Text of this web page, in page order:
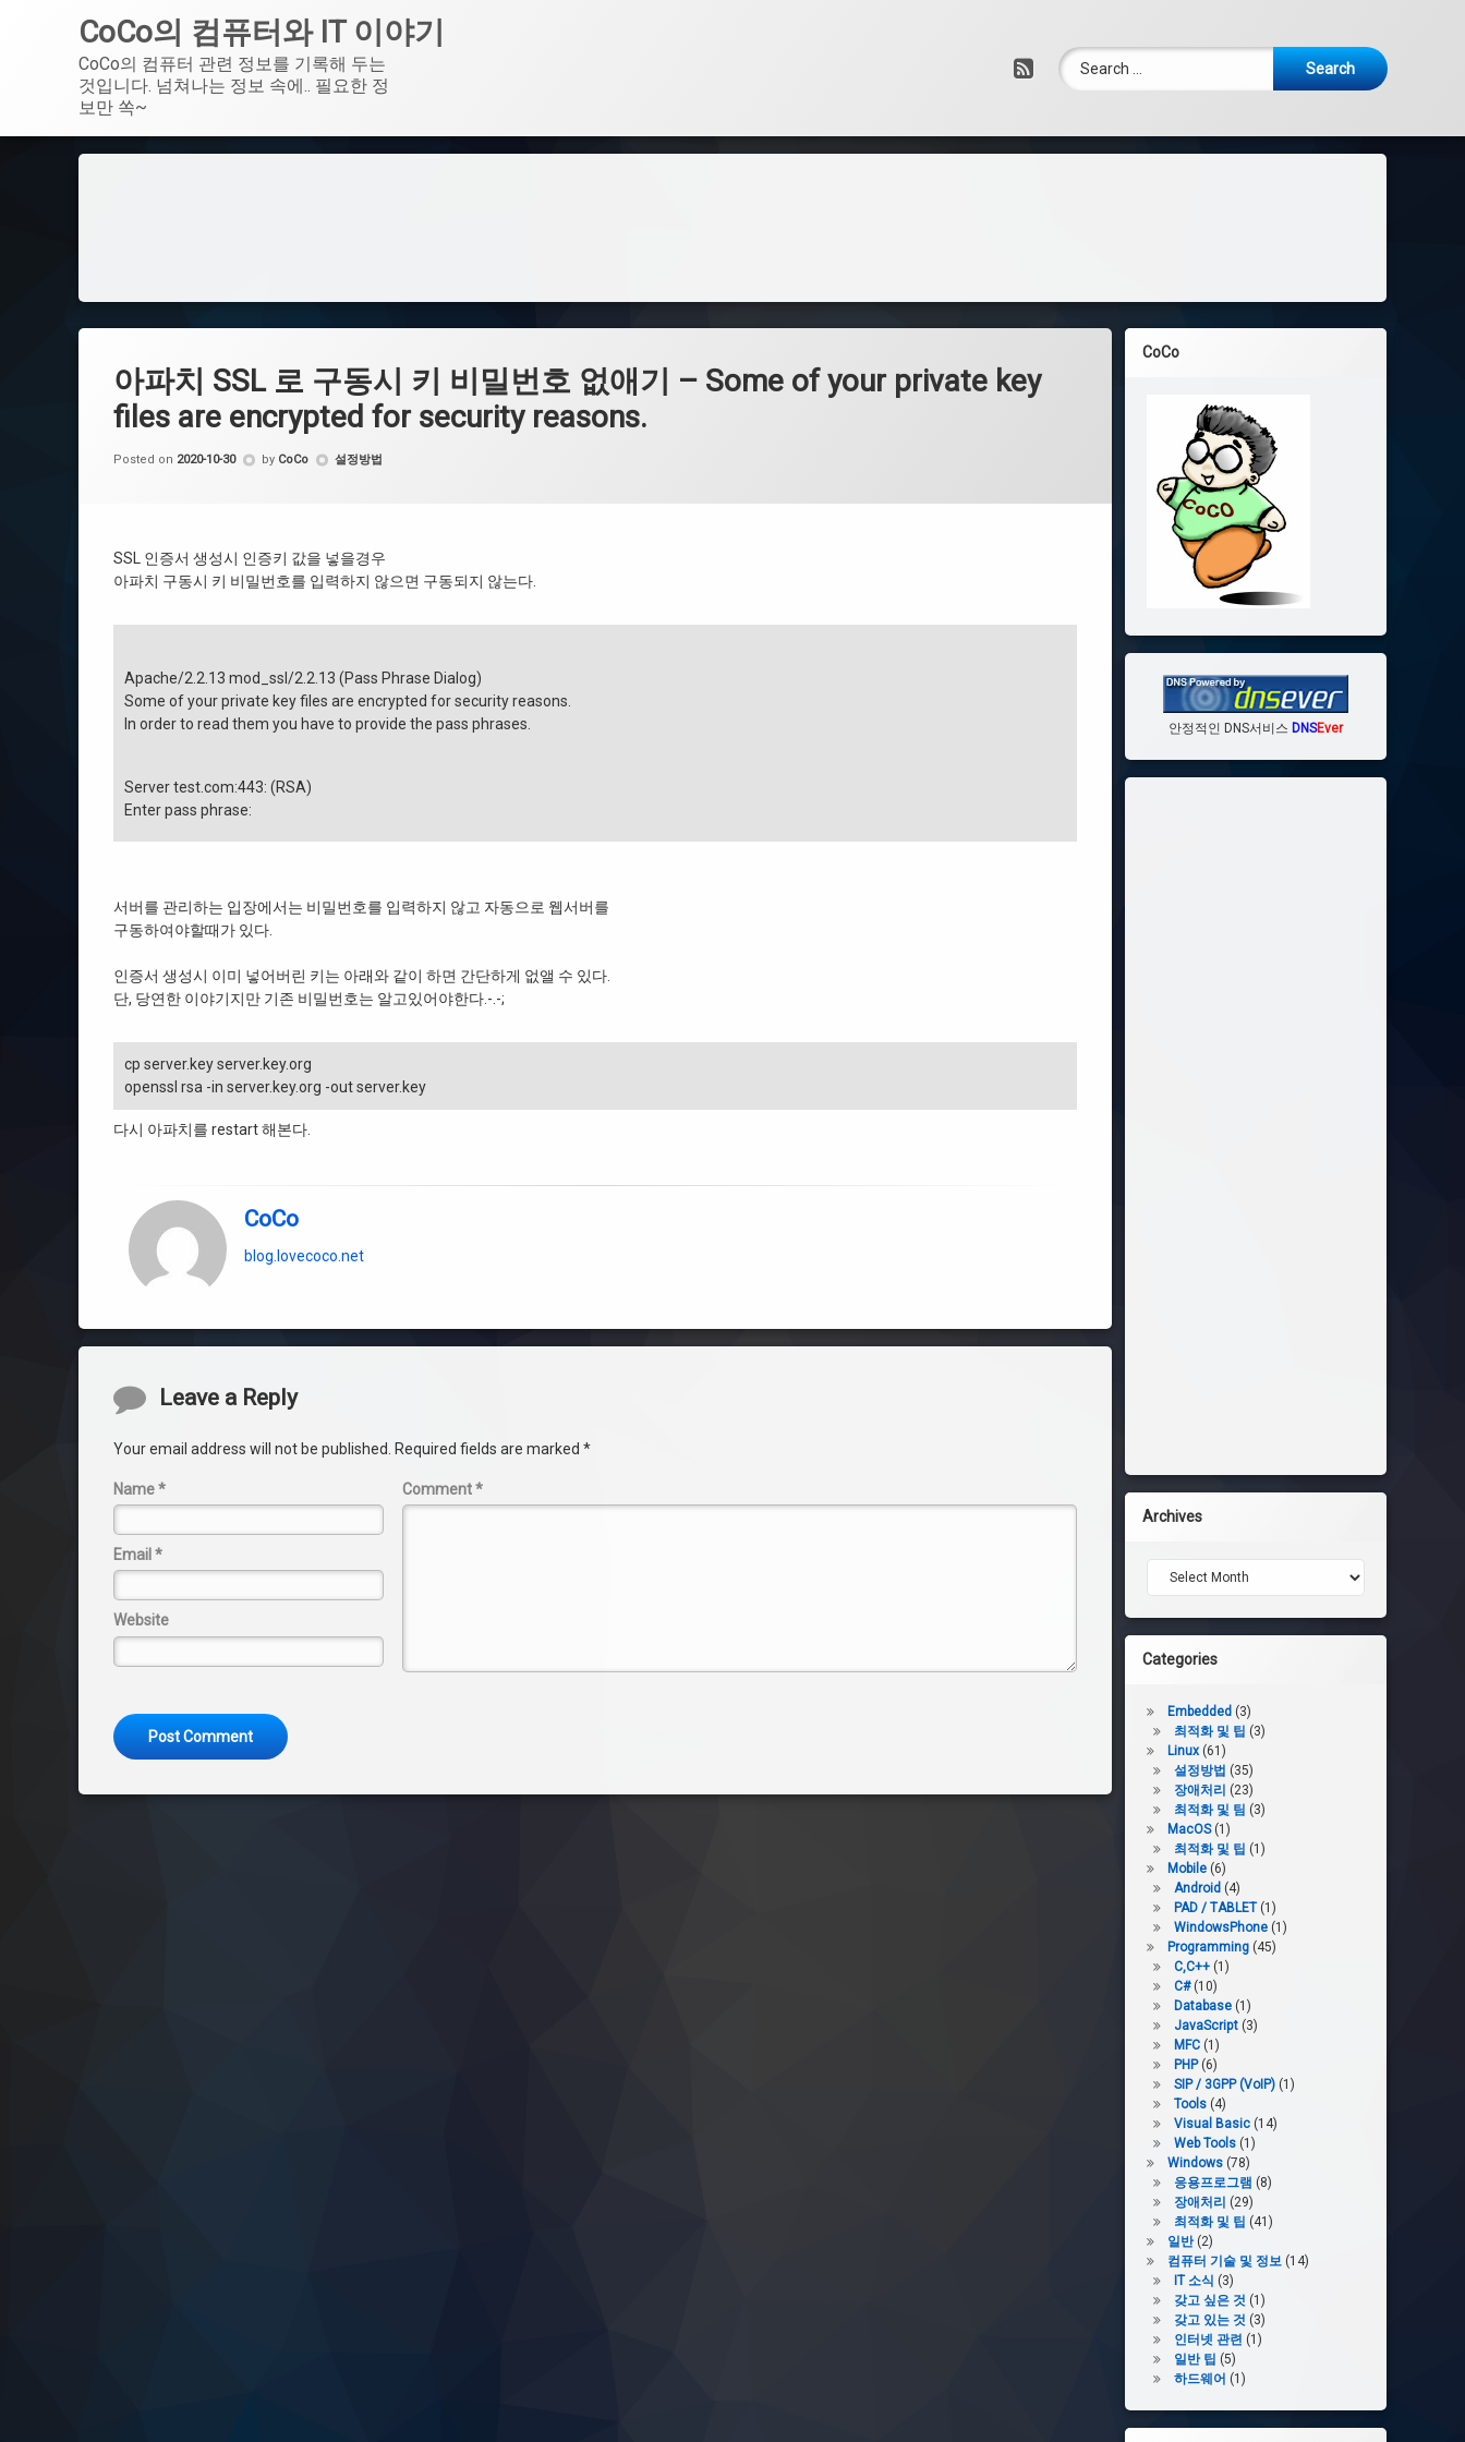
CoCo의 컴퓨터와 IT 이야기
CoCo의 컴퓨터 관련 정보를 기록해 두는
것입니다. 넘쳐나는 정보 속에.. 필요한 정
보만 쏙~
RSSSearch for:
아파치 SSL 로 구동시 키 비밀번호 없애기 – Some of your private key
files are encrypted for security reasons.
Posted on 2020-10-30 by CoCo Categories:
설정방법
SSL 인증서 생성시 인증키 값을 넣을경우
아파치 구동시 키 비밀번호를 입력하지 않으면 구동되지 않는다.
Apache/2.2.13 mod_ssl/2.2.13 (Pass Phrase Dialog)
Some of your private key files are encrypted for security reasons.
In order to read them you have to provide the pass phrases.
Server test.com:443: (RSA)
Enter pass phrase:
서버를 관리하는 입장에서는 비밀번호를 입력하지 않고 자동으로 웹서버를
구동하여야할때가 있다.
인증서 생성시 이미 넣어버린 키는 아래와 같이 하면 간단하게 없앨 수 있다.
단, 당연한 이야기지만 기존 비밀번호는 알고있어야한다.-.-;
cp server.key server.key.org
openssl rsa -in server.key.org -out server.key
다시 아파치를 restart 해본다.
CoCo
blog.lovecoco.net
Comments
Leave a Reply
Your email address will not be published. Required fields are marked *
Comment*
Name*
Email *
Website
CoCo
안정적인 DNS서비스 DNSEver
Archives
Archives
Categories
Embedded(3)
최적화 및 팁 (3)
Linux(61)
설정방법 (35)
장애처리 (23)
최적화 및 팀 (3)
MacOS(1)
최적화 및 팁 (1)
Mobile(6)
Android(4)
PAD / TABLET(1)
WindowsPhone(1)
Programming(45)
C,C++(1)
C#(10)
Database(1)
JavaScript(3)
MFC(1)
PHP(6)
SIP / 3GPP (VoIP)(1)
Tools(4)
Visual Basic(14)
Web Tools(1)
Windows(78)
응용프로그램 (8)
장애처리 (29)
최적화 및 팁 (41)
일반(2)
컴퓨터 기술 및 정보(14)
IT 소식 (3)
갖고 싶은 것 (1)
갖고 있는 것 (3)
인터넷 관련 (1)
일반 팁 (5)
하드웨어 (1)